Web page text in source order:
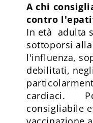
A chi
contro
In età adulta
sottoporsi
l'influenza,
debilitati,
cardiaci.
consigliabile